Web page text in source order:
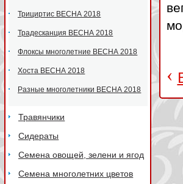
Трициртис ВЕСНА 2018
Традесканция ВЕСНА 2018
Флоксы многолетние ВЕСНА 2018
Хоста ВЕСНА 2018
Разные многолетники ВЕСНА 2018
Травянчики
Сидераты
Семена овощей, зелени и ягод
Семена многолетних цветов
‹